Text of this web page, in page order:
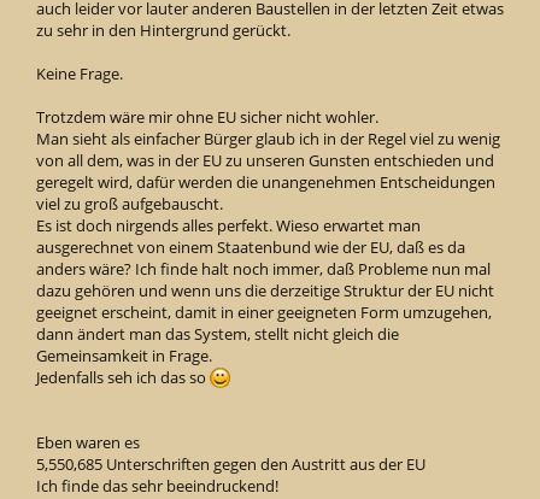
auch leider vor lauter anderen Baustellen in der letzten Zeit etwas
zu sehr in den Hintergrund gerückt.
Keine Frage.
Trotzdem wäre mir ohne EU sicher nicht wohler.
Man sieht als einfacher Bürger glaub ich in der Regel viel zu wenig
von all dem, was in der EU zu unseren Gunsten entschieden und
geregelt wird, dafür werden die unangenehmen Entscheidungen
viel zu groß aufgebauscht.
Es ist doch nirgends alles perfekt. Wieso erwartet man
ausgerechnet von einem Staatenbund wie der EU, daß es da
anders wäre? Ich finde halt noch immer, daß Probleme nun mal
dazu gehören und wenn uns die derzeitige Struktur der EU nicht
geeignet erscheint, damit in einer geeigneten Form umzugehen,
dann ändert man das System, stellt nicht gleich die
Gemeinsamkeit in Frage.
Jedenfalls seh ich das so
Eben waren es
5,550,685 Unterschriften gegen den Austritt aus der EU
Ich finde das sehr beeindruckend!